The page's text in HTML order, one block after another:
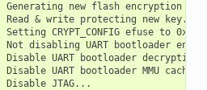
Generating new flash encryption
Read & write protecting new
key...
Setting CRYPT_CONFIG efuse to 0xF
Not disabling UART bootloader
Disable UART bootloader
Disable UART bootloader MMU
Disable JTAG...